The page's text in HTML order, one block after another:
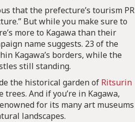
that the prefecture’s tourism PR
But while you make sure to
more to Kagawa than their
name suggests. 23 of the
Kagawa’s borders, while the
still standing.
the historical garden of Ritsurin
And if you’re in Kagawa,
for its many art museums
landscapes.